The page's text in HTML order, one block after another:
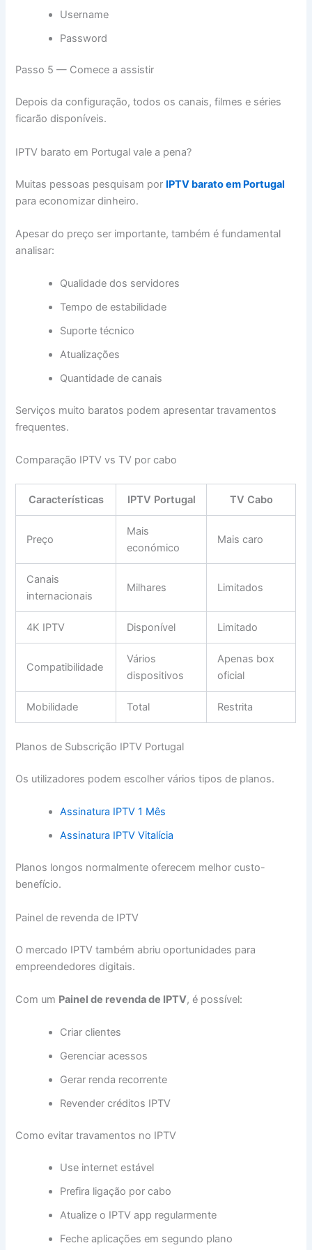
Username
Password
Passo 5 — Comece a assistir
Depois da configuração, todos os canais, filmes e séries
ficarão disponíveis.
IPTV barato em Portugal vale a pena?
Muitas pessoas pesquisam por IPTV barato em Portugal
para economizar dinheiro.
Apesar do preço ser importante, também é fundamental
analisar:
Qualidade dos servidores
Tempo de estabilidade
Suporte técnico
Atualizações
Quantidade de canais
Serviços muito baratos podem apresentar travamentos
frequentes.
Comparação IPTV vs TV por cabo
Características IPTV Portugal TV Cabo
Preço
Mais
económico
Mais caro
Canais
internacionais
Milhares Limitados
4K IPTV Disponível Limitado
Compatibilidade
Vários
dispositivos
Apenas box
oficial
Mobilidade Total Restrita
Planos de Subscrição IPTV Portugal
Os utilizadores podem escolher vários tipos de planos.
Assinatura IPTV 1 Mês
Assinatura IPTV Vitalícia
Planos longos normalmente oferecem melhor custo-
benefício.
Painel de revenda de IPTV
O mercado IPTV também abriu oportunidades para
empreendedores digitais.
Com um Painel de revenda de IPTV, é possível:
Criar clientes
Gerenciar acessos
Gerar renda recorrente
Revender créditos IPTV
Como evitar travamentos no IPTV
Use internet estável
Prefira ligação por cabo
Atualize o IPTV app regularmente
Feche aplicações em segundo plano